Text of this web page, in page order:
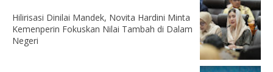
Hilirisasi Dinilai Mandek, Novita Hardini Minta
Kemenperin Fokuskan Nilai Tambah di Dalam
Negeri